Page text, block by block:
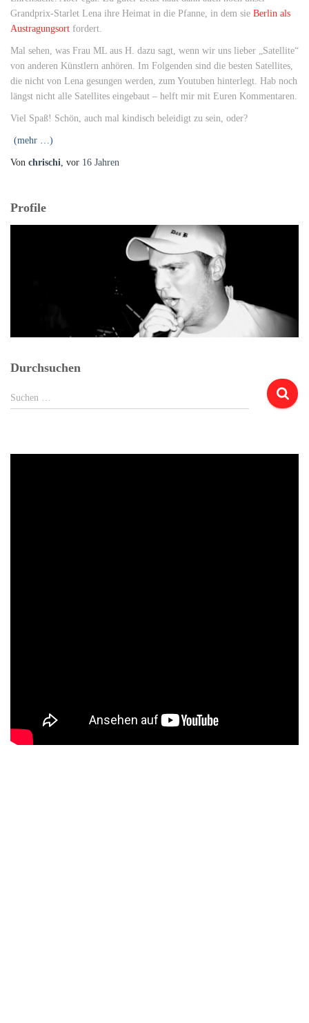
Grandprix-Starlet Lena ihre Heimat in die Pfanne, in dem sie Berlin als
Austragungsort fordert.
Mal sehen, was Frau ML aus H. dazu sagt, wenn wir uns lieber „Satellite“
von anderen Künstlern anhören. Im Folgenden sind die besten Satellites,
die nicht von Lena gesungen werden, zum Youtuben hinterlegt. Hab noch
längst nicht alle Satellites eingebaut – helft mir mit Euren Kommentaren.
Viel Spaß! Schön, auch mal kindisch beleidigt zu sein, oder?
(mehr …)
Von chrischi, vor 16 Jahren
Profile
Durchsuchen
Suchen
nach:
Suchen …